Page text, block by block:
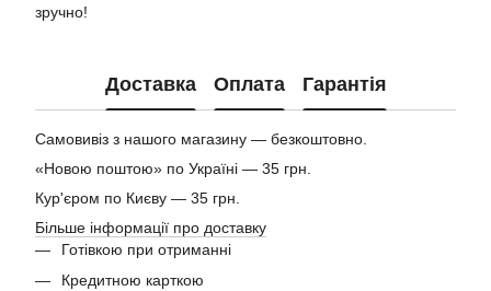
зручно!
Доставка Оплата Гарантія
Самовивіз з нашого магазину — безкоштовно.
«Новою поштою» по Україні — 35 грн.
Кур'єром по Києву — 35 грн.
Більше інформації про доставку
Готівкою при отриманні
Кредитною карткою